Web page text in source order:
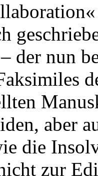
der nun
aber
die
zur